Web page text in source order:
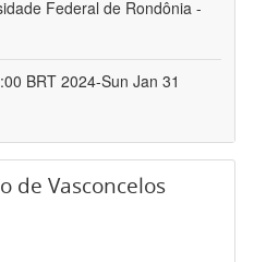
Federal de Rondônia -
BRT 2024-Sun Jan 31
de Vasconcelos